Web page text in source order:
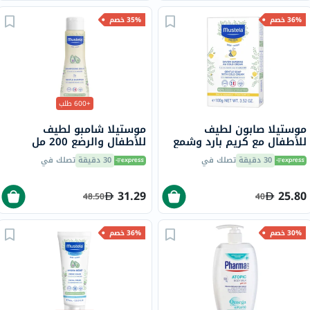
36% خصم
موستيلا صابون لطيف
للأطفال مع كريم بارد وشمع
العسل للبشرة الجافة 100
جرام 30 دقيقة تصلك في
25.80
40
35% خصم
+600 طلب
موستيلا شامبو لطيف
للأطفال والرضع 200 مل
30 دقيقة تصلك في
31.29
48.50
30% خصم 36% خصم